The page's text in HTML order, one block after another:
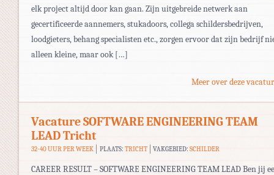
elk project altijd door kan gaan. Zijn uitgebreide netwerk aan
gecertificeerde aannemers, stukadoors, collega schildersbedrijven,
loodgieters, behang specialisten etc., zorgen ervoor dat zijn bedrijf
alleen kleine, maar ook […]
Meer over deze
Vacature SOFTWARE ENGINEERING TEAM
LEAD Tricht
32-40 UUR PER WEEK PLAATS: TRICHT VAKGEBIED:SCHILDER
CAREER RESULT – SOFTWARE ENGINEERING TEAM LEAD Ben jij